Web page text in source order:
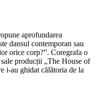
aprofundarea
dansul contemporan sau
orice corp?”. Coregrafa o
producții „The House of
i-au ghidat călătoria de la